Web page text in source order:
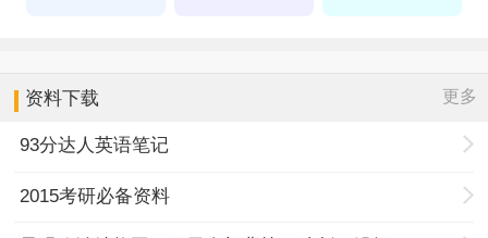
资料下载 更多
93分达人英语笔记
2015考研必备资料